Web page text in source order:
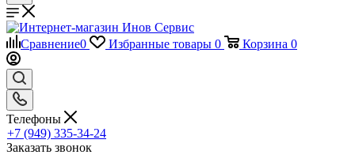
Сравнение0 Избранные товары 0 Корзина 0
Телефоны
+7 (949) 335-34-24
Заказать звонок